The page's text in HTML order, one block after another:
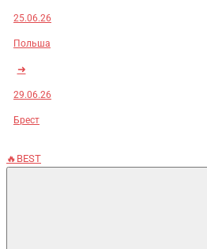
25.06.26
Польша
➜
29.06.26
Брест
🔥BEST